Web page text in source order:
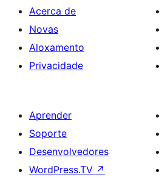
Acerca de
Novas
Aloxamento
Privacidade
Aprender
Soporte
Desenvolvedores
WordPress.TV ↗